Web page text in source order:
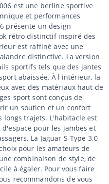
est une berline sportive
et performances
présente un design
rétro distinctif inspiré des
est raffiné avec une
distinctive. La version
sportifs tels que des jantes
abaissée. À l'intérieur, la
avec des matériaux haut de
sport sont conçus de
un soutien et un confort
longs trajets. L'habitacle est
pour les jambes et
La Jaguar S-Type 3.0
pour les amateurs de
combinaison de style, de
à égaler. Pour vous faire
recommandons de vous